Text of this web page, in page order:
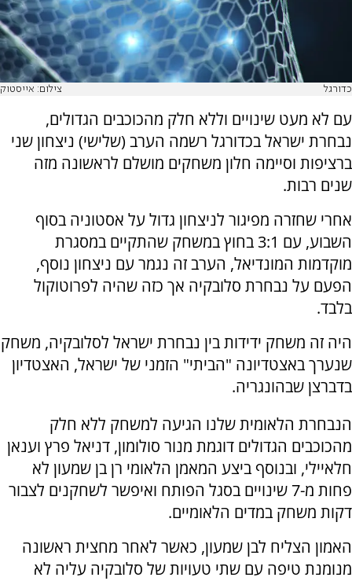
כדורגל צילום: אייסטוק
עם לא מעט שינויים וללא חלק מהכוכבים הגדולים,
נבחרת ישראל בכדורגל רשמה הערב (שלישי) ניצחון שני
ברציפות וסיימה חלון משחקים מושלם לראשונה מזה
שנים רבות.
אחרי שחזרה מפיגור לניצחון גדול על אסטוניה בסוף
השבוע, עם 3:1 בחוץ במשחק שהתקיים במסגרת
מוקדמות המונדיאל, הערב זה נגמר עם ניצחון נוסף,
הפעם על נבחרת סלובקיה אך כזה שהיה לפרוטוקול
בלבד.
היה זה משחק ידידות בין נבחרת ישראל לסלובקיה, משחק
שנערך באצטדיונה "הביתי" הזמני של ישראל, האצטדיון
בדברצן שבהונגריה.
הנבחרת הלאומית שלנו הגיעה למשחק ללא חלק
מהכוכבים הגדולים דוגמת מנור סולומון, דניאל פרץ וענאן
חלאיילי, ובנוסף ביצע המאמן הלאומי רן בן שמעון לא
פחות מ-7 שינויים בסגל הפותח ואיפשר לשחקנים לצבור
דקות משחק במדים הלאומיים.
האמון הצליח לבן שמעון, כאשר לאחר מחצית ראשונה
מנומנת טיפה עם שתי טעויות של סלובקיה עליה לא